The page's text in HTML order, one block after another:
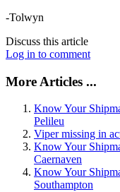
-Tolwyn
Discuss this article
Log in to comment
More Articles ...
Know Your
Pelileu
Viper missing in
Know Your
Caernaven
Know Your
Southampton